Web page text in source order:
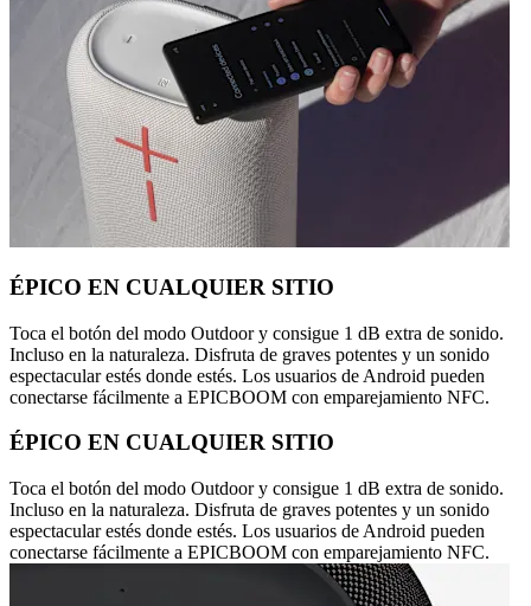
ÉPICO EN CUALQUIER SITIO
Toca el botón del modo Outdoor y consigue 1 dB extra de sonido.
Incluso en la naturaleza. Disfruta de graves potentes y un sonido
espectacular estés donde estés. Los usuarios de Android pueden
conectarse fácilmente a EPICBOOM con emparejamiento NFC.
ÉPICO EN CUALQUIER SITIO
Toca el botón del modo Outdoor y consigue 1 dB extra de sonido.
Incluso en la naturaleza. Disfruta de graves potentes y un sonido
espectacular estés donde estés. Los usuarios de Android pueden
conectarse fácilmente a EPICBOOM con emparejamiento NFC.